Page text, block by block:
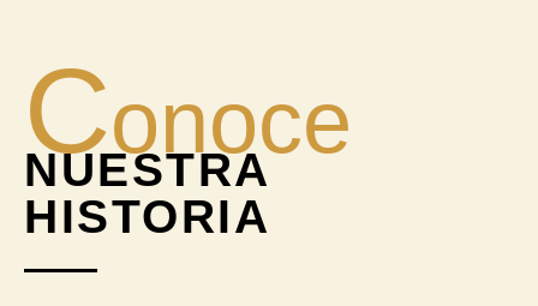
Conoce
NUESTRA
HISTORIA